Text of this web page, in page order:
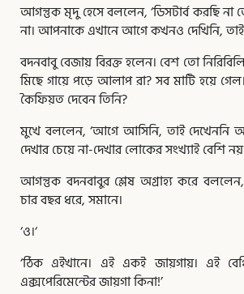
আগন্তুক মৃদু হেসে বললেন, ‘ডিসটার্ব করছি
না। আপনাকে এখানে আগে কখনও দেখিনি,
বদনবাবু বেজায় বিরক্ত হলেন। বেশ তো
মিছে গায়ে পড়ে আলাপ রা? সব মাটি হয়ে
কৈফিয়ত দেবেন তিনি?
মুখে বললেন, ‘আগে আসিনি, তাই দেখেননি
দেখার চেয়ে না-দেখার লোকের সংখ্যাই বেশি
আগন্তুক বদনবাবুর শ্লেষ অগ্রাহ্য করে
চার বছর ধরে, সমানে।
‘ও।‘
‘ঠিক এইখানে। এই একই জায়গায়। এই
এক্সপেরিমেন্টের জায়গা কিনা!’